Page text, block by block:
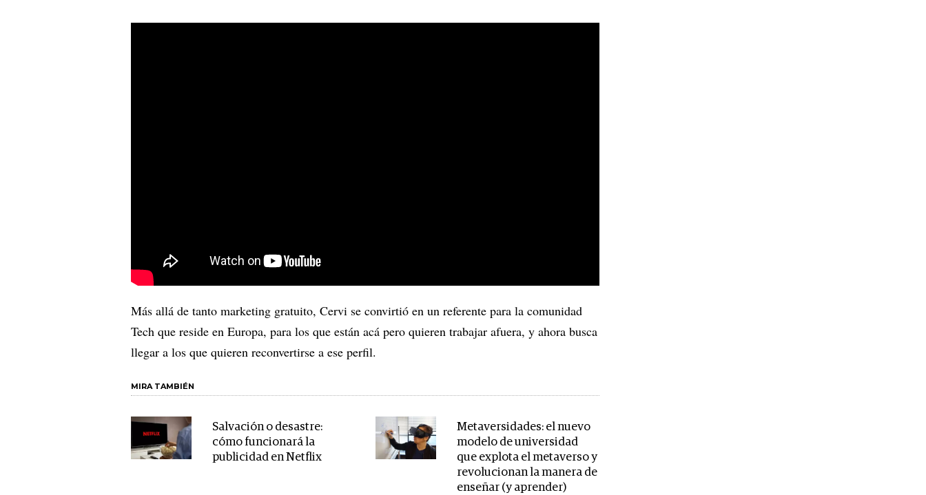
Más allá de tanto marketing gratuito, Cervi se convirtió en un referente para la comunidad
Tech que reside en Europa, para los que están acá pero quieren trabajar afuera, y ahora busca
llegar a los que quieren reconvertirse a ese perfil.
MIRA TAMBIÉN
Salvación o desastre:
cómo funcionará la
publicidad en Netflix
Metaversidades: el nuevo
modelo de universidad
que explota el metaverso y
revolucionan la manera de
enseñar (y aprender)